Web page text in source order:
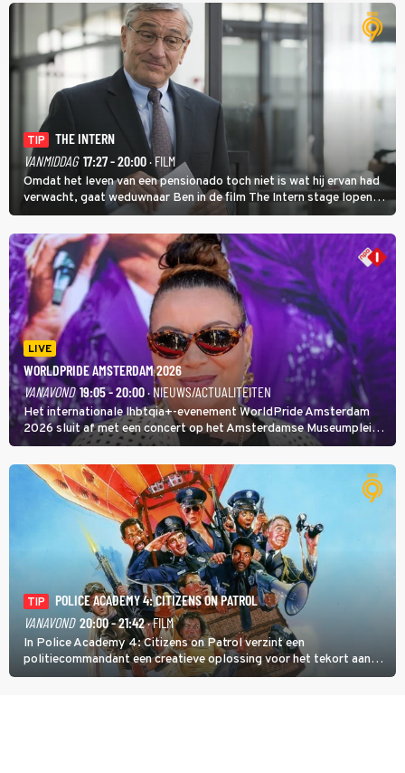
TIP
THE INTERN
VANMIDDAG 17:27 - 20:00· FILM
Omdat het leven van een pensionado toch niet is wat hij ervan had
verwacht, gaat weduwnaar Ben in de film The Intern stage lopen
bij de hippe webwinkel van Jules, wat een gouden zet blijkt te zijn.
LIVE
WORLDPRIDE AMSTERDAM 2026
VANAVOND 19:05 - 20:00· NIEUWS/ACTUALITEITEN
Het internationale lhbtqia+-evenement WorldPride Amsterdam
2026 sluit af met een concert op het Amsterdamse Museumplein.
Anita Doth is een van de optredende artiesten. In de jaren 90
veroverde ze de wereld als zangeres van 2Unlimited.
TIP
POLICE ACADEMY 4: CITIZENS ON PATROL
VANAVOND 20:00 - 21:42· FILM
In Police Academy 4: Citizens on Patrol verzint een
politiecommandant een creatieve oplossing voor het tekort aan
agenten.